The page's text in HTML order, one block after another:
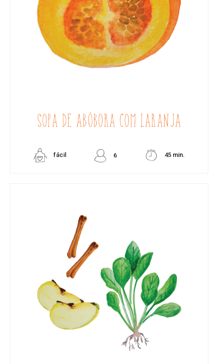
SOPA DE ABÓBORA COM LARANJA
fácil 6 45 min.